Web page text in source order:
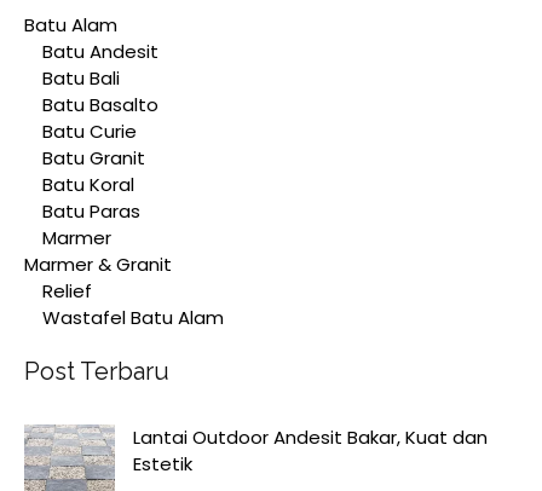
Batu Alam
Batu Andesit
Batu Bali
Batu Basalto
Batu Curie
Batu Granit
Batu Koral
Batu Paras
Marmer
Marmer & Granit
Relief
Wastafel Batu Alam
Post Terbaru
Lantai Outdoor Andesit Bakar, Kuat dan
Estetik